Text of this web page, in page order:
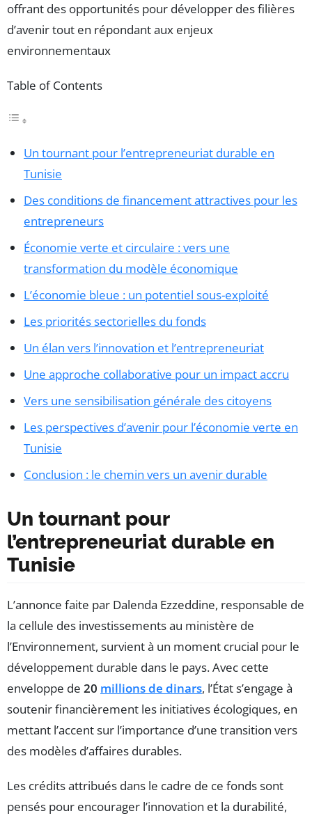
offrant des opportunités pour développer des filières
d’avenir tout en répondant aux enjeux
environnementaux
Table of Contents
Un tournant pour l’entrepreneuriat durable en
Tunisie
Des conditions de financement attractives pour les
entrepreneurs
Économie verte et circulaire : vers une
transformation du modèle économique
L’économie bleue : un potentiel sous-exploité
Les priorités sectorielles du fonds
Un élan vers l’innovation et l’entrepreneuriat
Une approche collaborative pour un impact accru
Vers une sensibilisation générale des citoyens
Les perspectives d’avenir pour l’économie verte en
Tunisie
Conclusion : le chemin vers un avenir durable
Un tournant pour
l’entrepreneuriat durable en
Tunisie
L’annonce faite par Dalenda Ezzeddine, responsable de
la cellule des investissements au ministère de
l’Environnement, survient à un moment crucial pour le
développement durable dans le pays. Avec cette
enveloppe de 20 millions de dinars, l’État s’engage à
soutenir financièrement les initiatives écologiques, en
mettant l’accent sur l’importance d’une transition vers
des modèles d’affaires durables.
Les crédits attribués dans le cadre de ce fonds sont
pensés pour encourager l’innovation et la durabilité,